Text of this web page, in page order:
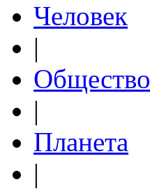
Человек
|
Общество
|
Планета
|